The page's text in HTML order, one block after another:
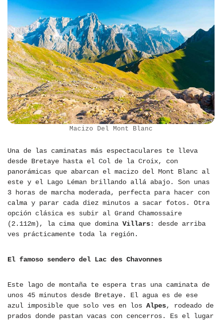
Macizo Del Mont Blanc
Una de las caminatas más espectaculares te lleva
desde Bretaye hasta el Col de la Croix, con
panorámicas que abarcan el macizo del Mont Blanc al
este y el Lago Léman brillando allá abajo. Son unas
3 horas de marcha moderada, perfecta para hacer con
calma y parar cada diez minutos a sacar fotos. Otra
opción clásica es subir al Grand Chamossaire
(2.112m), la cima que domina Villars: desde arriba
ves prácticamente toda la región.
El famoso sendero del Lac des Chavonnes
Este lago de montaña te espera tras una caminata de
unos 45 minutos desde Bretaye. El agua es de ese
azul imposible que solo ves en los Alpes, rodeado de
prados donde pastan vacas con cencerros. Es el lugar